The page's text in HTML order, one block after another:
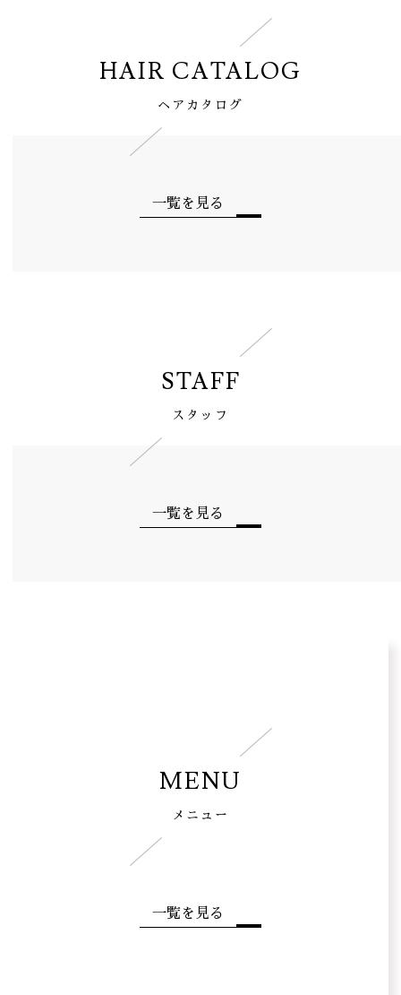
HAIR CATALOG
ヘアカタログ
一覧を見る
STAFF
スタッフ
一覧を見る
MENU
メニュー
一覧を見る